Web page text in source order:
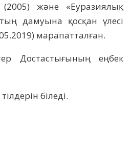
(2005) және «Еуразиялық
дамуына қосқан үлесі
марапатталған.
Достастығының еңбек
біледі.